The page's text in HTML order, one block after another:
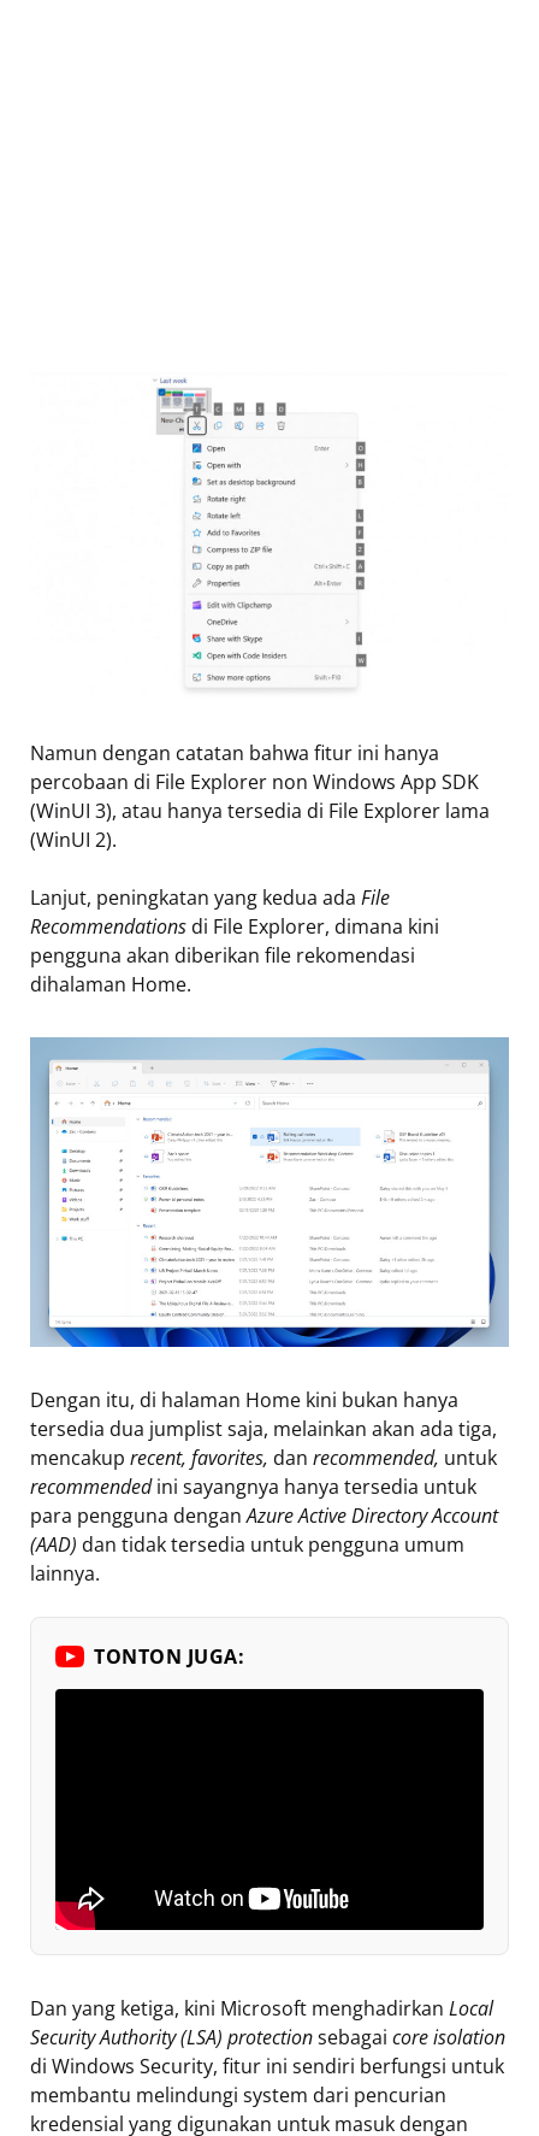
Namun dengan catatan bahwa fitur ini hanya
percobaan di File Explorer non Windows App SDK
(WinUI 3), atau hanya tersedia di File Explorer lama
(WinUI 2).
Lanjut, peningkatan yang kedua ada File
Recommendations di File Explorer, dimana kini
pengguna akan diberikan file rekomendasi
dihalaman Home.
Dengan itu, di halaman Home kini bukan hanya
tersedia dua jumplist saja, melainkan akan ada tiga,
mencakup recent, favorites, dan recommended, untuk
recommendedini sayangnya hanya tersedia untuk
para pengguna denganAzure Active Directory Account
(AAD) dan tidak tersedia untuk pengguna umum
lainnya.
TONTON JUGA:
Dan yang ketiga, kini Microsoft menghadirkan Local
Security Authority (LSA) protectionsebagai core isolation
di Windows Security, fitur ini sendiri berfungsi untuk
membantu melindungi system dari pencurian
kredensial yang digunakan untuk masuk dengan